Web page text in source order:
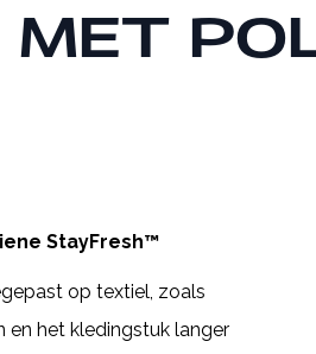
StayFresh™
op textiel, zoals
het kledingstuk langer